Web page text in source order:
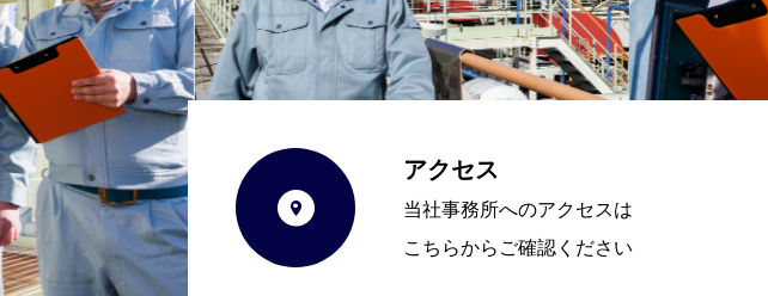

アクセス
当社事務所へのアクセスは
こちらからご確認ください